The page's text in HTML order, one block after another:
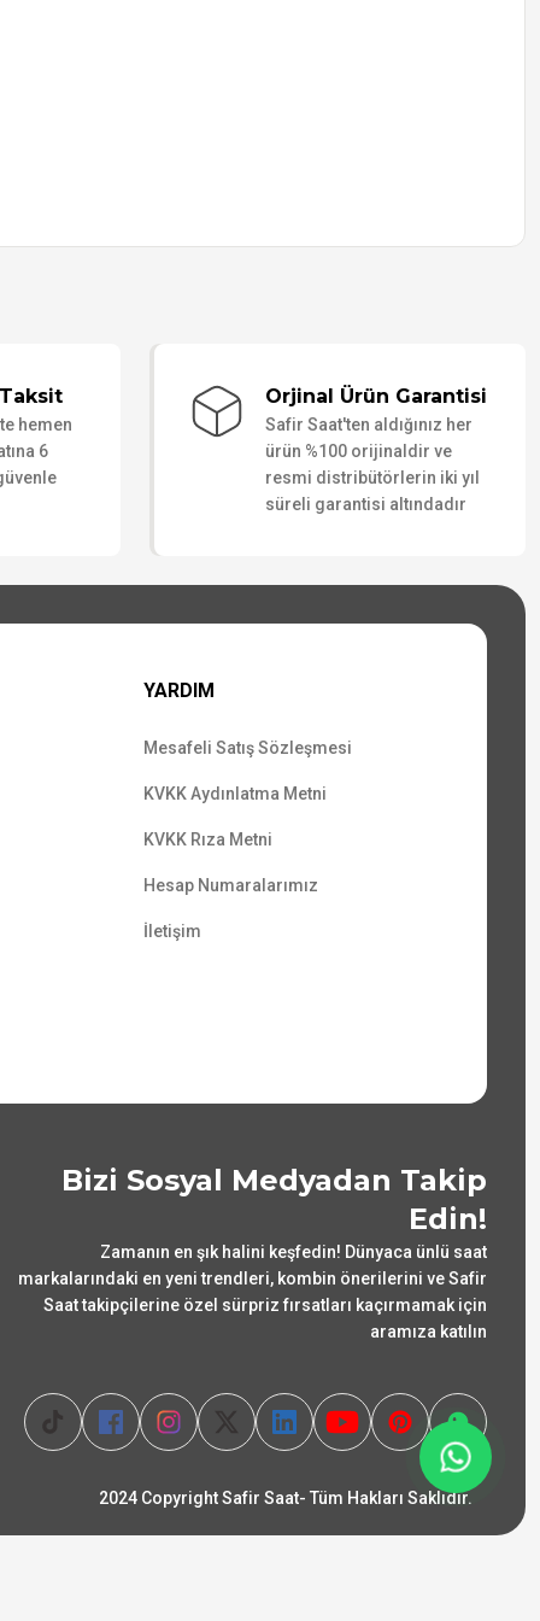
hemen
6
Orjinal Ürün Garantisi
Safir Saat'ten aldığınız her
ürün %100 orijinaldir ve
resmi distribütörlerin iki yıl
süreli garantisi altındadır
YARDIM
Mesafeli Satış Sözleşmesi
KVKK Aydınlatma Metni
KVKK Rıza Metni
Hesap Numaralarımız
İletişim
Bizi Sosyal Medyadan Takip
Edin!
Zamanın en şık halini keşfedin! Dünyaca ünlü saat
markalarındaki en yeni trendleri, kombin önerilerini ve Safir
Saat takipçilerine özel sürpriz fırsatları kaçırmamak için
aramıza katılın
2024 Copyright Safir Saat- Tüm Hakları Saklıdır.